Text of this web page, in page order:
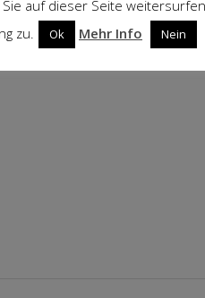
auf dieser Seite
zu.
Ok Mehr Info Nein